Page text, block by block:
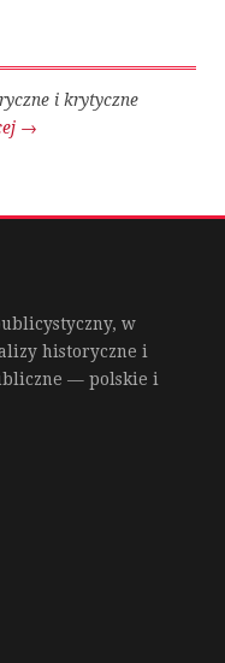
i krytyczne
→
w
historyczne i
— polskie i